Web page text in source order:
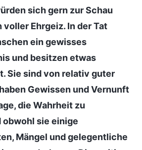
sich gern zur Schau
Ehrgeiz. In der Tat
ein gewisses
und besitzen etwas
Sie sind von relativ guter
Gewissen und Vernunft
die Wahrheit zu
obwohl sie einige
Mängel und gelegentliche